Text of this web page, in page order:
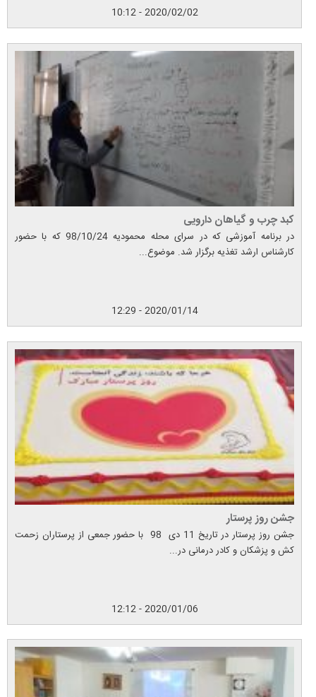
2020/02/02 - 10:12
کبد چرب و گیاهان دارویی
در برنامه آموزشی که در سرای محله محمودیه 98/10/24 که با حضور
کارشناس ارشد تغذیه برگزار شد. موضوع...
2020/01/14 - 12:29
جشن روز پرستار
جشن روز پرستار در تاریخ 11 دی 98 با حضور جمعی از پرستاران زحمت
کش و پزشکان و کادر درمانی در...
2020/01/06 - 12:12